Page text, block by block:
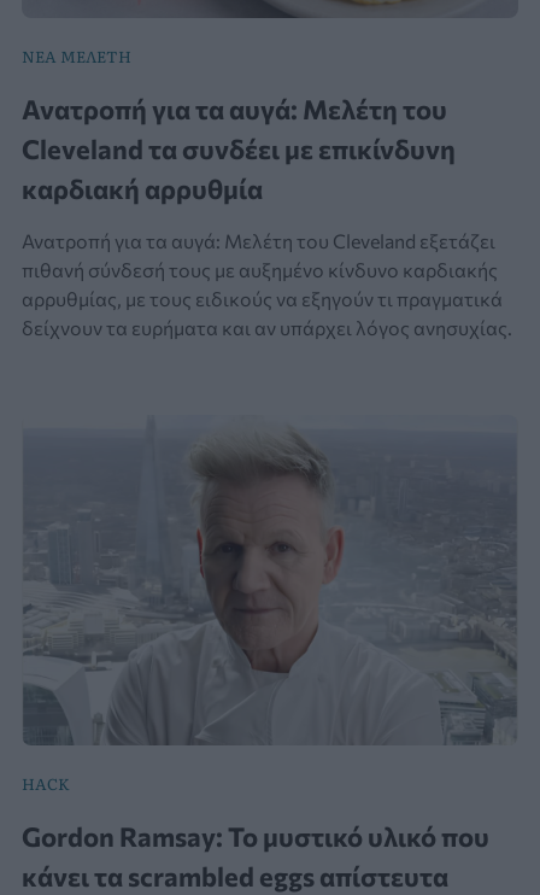
ΝΕΑ ΜΕΛΕΤΗ
Ανατροπή για τα αυγά: Μελέτη του
Cleveland τα συνδέει με επικίνδυνη
καρδιακή αρρυθμία
Ανατροπή για τα αυγά: Μελέτη του Cleveland εξετάζει
πιθανή σύνδεσή τους με αυξημένο κίνδυνο καρδιακής
αρρυθμίας, με τους ειδικούς να εξηγούν τι πραγματικά
δείχνουν τα ευρήματα και αν υπάρχει λόγος ανησυχίας.
HACK
Gordon Ramsay: Το μυστικό υλικό που
κάνει τα scrambled eggs απίστευτα